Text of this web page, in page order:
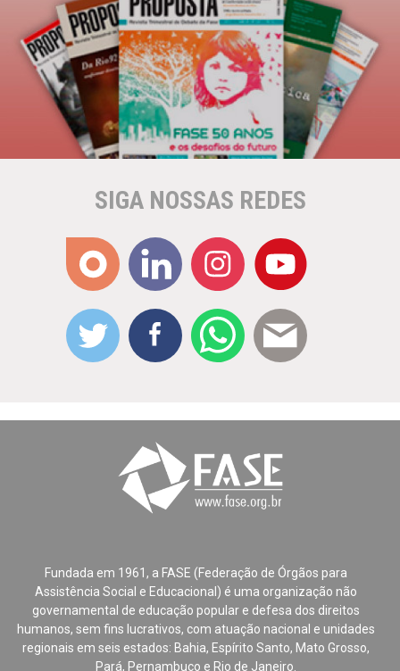
SIGA NOSSAS REDES
Fundada em 1961, a FASE (Federação de Órgãos para
Assistência Social e Educacional) é uma organização não
governamental de educação popular e defesa dos direitos
humanos, sem fins lucrativos, com atuação nacional e unidades
regionais em seis estados: Bahia, Espírito Santo, Mato Grosso,
Pará, Pernambuco e Rio de Janeiro.